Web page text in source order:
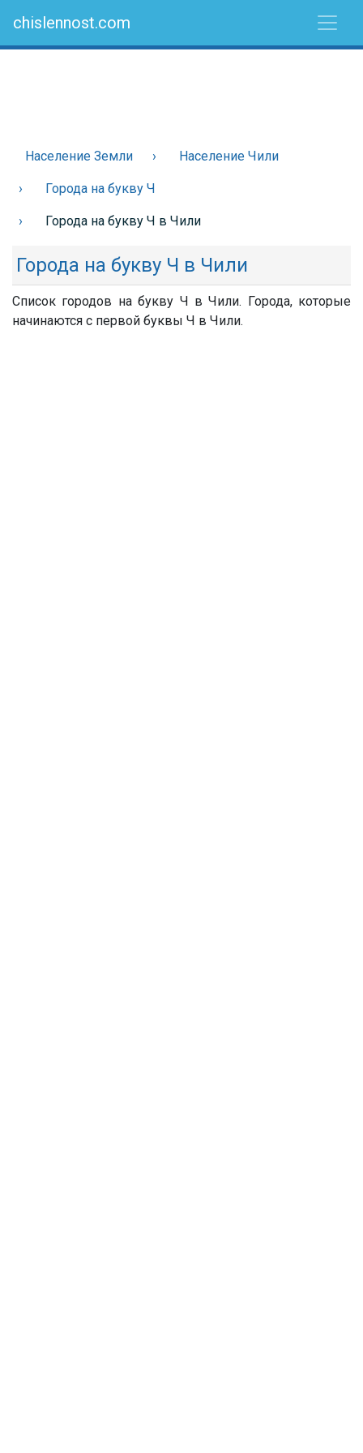
chislennost.com
Население Земли Население Чили
Города на букву Ч
Города на букву Ч в Чили
Города на букву Ч в Чили
Список городов на букву Ч в Чили. Города, которые
начинаются с первой буквы Ч в Чили.